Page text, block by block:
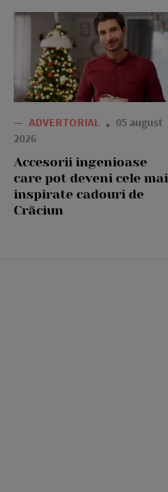
— ADVERTORIAL
05 august
2026
Accesorii ingenioase
care pot deveni cele mai
inspirate cadouri de
Crăciun